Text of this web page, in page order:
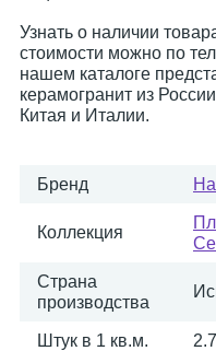
Узнать о наличии
стоимости можно по
нашем каталоге
керамогранит из
Китая и Италии.
Бренд
Коллекция
Страна
производства
Штук в 1 кв.м.